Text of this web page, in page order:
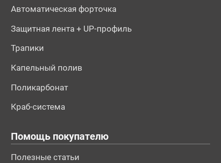
Автоматическая форточка
Защитная лента + UP-профиль
Трапики
Капельный полив
Поликарбонат
Краб-система
Помощь покупателю
Полезные статьи